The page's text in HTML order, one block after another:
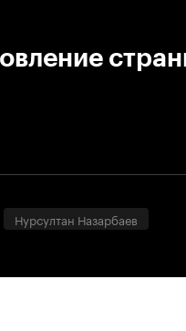
Нурсултан Назарбаев